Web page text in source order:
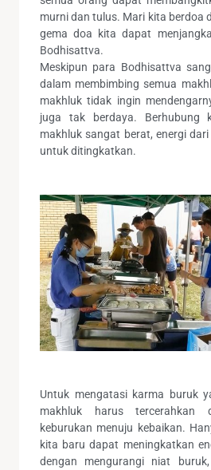
murni dan tulus. Mari kita berdoa
gema doa kita dapat
Bodhisattva.
Meskipun para Bodhisattva
dalam membimbing semua
makhluk tidak ingin
juga tak berdaya. Berhubung
makhluk sangat berat, energi
untuk ditingkatkan.
Untuk mengatasi karma buruk
makhluk harus tercerahkan
keburukan menuju kebaikan.
kita baru dapat meningkatkan
dengan mengurangi niat